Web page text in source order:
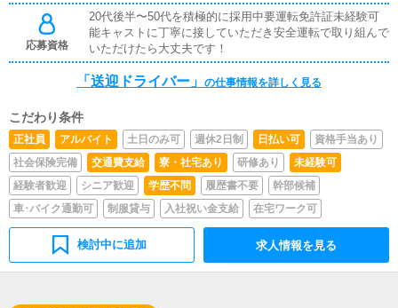
応募資格
20代後半〜50代を積極的に採用中要運転免許証未経験可
能キャストに丁寧に接していただき安全運転で取り組んで
いただけたら大丈夫です！
「送迎ドライバー」 の仕事情報を詳しく見る
こだわり条件
正社員 アルバイト 土日のみ可 週休2日制 日払い可
資格手当あり
社会保険完備
交通費支給 寮・社宅あり 研修あり
未経験可
経験者歓迎
シニア歓迎 学歴不問 履歴書不要
幹部候補
車･バイク通勤可
制服貸与 入社祝い金支給 在宅ワーク可
検討中に追加 求人情報を見る